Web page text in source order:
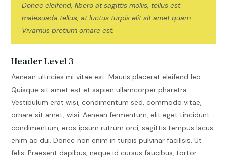
Donec eleifend, libero at sagittis mollis, tellus est
malesuada tellus, at luctus turpis elit sit amet quam.
Vivamus pretium ornare est.
Header Level 3
Aenean ultricies mi vitae est. Mauris placerat eleifend leo.
Quisque sit amet est et sapien ullamcorper pharetra.
Vestibulum erat wisi, condimentum sed, commodo vitae,
ornare sit amet, wisi. Aenean fermentum, elit eget tincidunt
condimentum, eros ipsum rutrum orci, sagittis tempus lacus
enim ac dui. Donec non enim in turpis pulvinar facilisis. Ut
felis. Praesent dapibus, neque id cursus faucibus, tortor